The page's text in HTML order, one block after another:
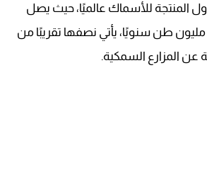
المنتجة للأسماك عالميًا، حيث يصل
الإنتاج إلى نحو 2 مليون طن سنويًا، يأتي نصفها تقريبًا من
عن المزارع السمكية.